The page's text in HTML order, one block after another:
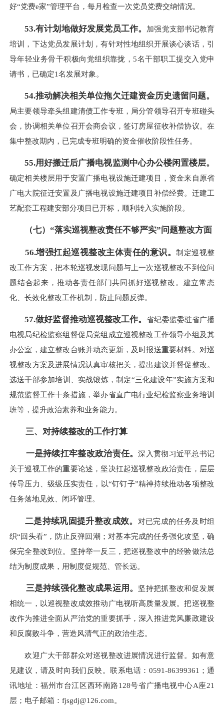
好“党费e家”管理平台，每月检查一次党员党费交纳情况。
53.有计划地做好发展党员工作。 加强党支部书记教育
培训，下达党员发展计划，有针对性地组织开展谈心谈话，引
导年轻业务骨干积极向党组织靠拢，5名干部职工提交入党申
请书，已确定1名发展对象。
54.推动解决相关单位拖欠迁建资金历史遗留问题。
局主要领导牵头组建清债工作专班，局分管领导召开专班碰头
会，协调相关单位召开会商会议，签订房屋征收补偿协议。在
集中整改期内，已完成专班明确的资金催收阶段性任务。
55.用好搬迁后广播电视监测中心办公楼闲置楼层。
确定相关楼层用于安置广播电视设施迁建项目，资金来自原省
广电大院征迁安置及广播电视设施迁建项目补偿经费。迁建工
艺配套工程建安部分项目已开标，顺利转入实施阶段。
（七）“落实巡视整改责任不够严实”问题整改方面
56.增强扛起巡视整改主体责任的意识。制定巡视整
改工作方案，把本轮巡视发现问题与上一次巡视整改不到位问
题结合起来，推动各责任部门共同抓好巡视整改。建立常态
化、长效化整改工作机制，防止问题反弹。
57.做好监督推动巡视整改工作。省纪委监委驻省广播
电视局纪检监察组督促局党组成立巡视整改工作领导小组及其
办公室，建立整改台账并动态更新，及时报送重要材料。对巡
视整改方案及进展情况认真审核把关，提出建议并督促整改。
选送干部参加培训、实战锻炼，制定“三化建设年”实施方案和
规范监督工作十条措施，举办省直广电行业纪检监察业务培训
班等，提升政治素养和业务能力。
三、对持续整改的工作打算
一是持续扛牢整改政治责任。深入贯彻习近平总书记
关于巡视工作的重要论述，坚决扛起巡视整改政治责任，层层
传导压力、级级压实责任，以“钉钉子”精神持续推动各项整改
任务落地见效、闭环管理。
二是持续巩固提升整改成效。
对已完成的任务及时组
织“回头看”，防止反弹回潮；对基本完成的任务强化攻坚，确
保完全整改到位。坚持举一反三，把巡视整改中的经验做法总
结为制度成果，用制度促规范、管长远。
三是持续强化整改成果运用。 坚持把抓整改和促发展
相统一，以巡视整改成效推动广电视听高质量发展。把巡视整
改作为推进全面从严治党的重要抓手，深入推进党风廉政建设
和反腐败斗争，营造风清气正的政治生态。
欢迎广大干部群众对巡视整改进展情况进行监督。如有意
见建议，请及时向我们反映。联系电话：0591-86399361；通
讯地址：福州市台江区西环南路128号省广播电视中心A座21
层；电子邮箱：fjsgdj@126.com。